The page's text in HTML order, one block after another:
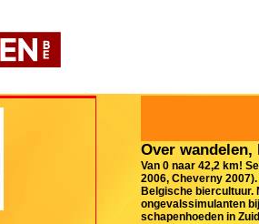
Over
Van 0 naar 42,2 km!
2006, Cheverny
Belgische biercultuur.
ongevalssimulanten
schapenhoeden in